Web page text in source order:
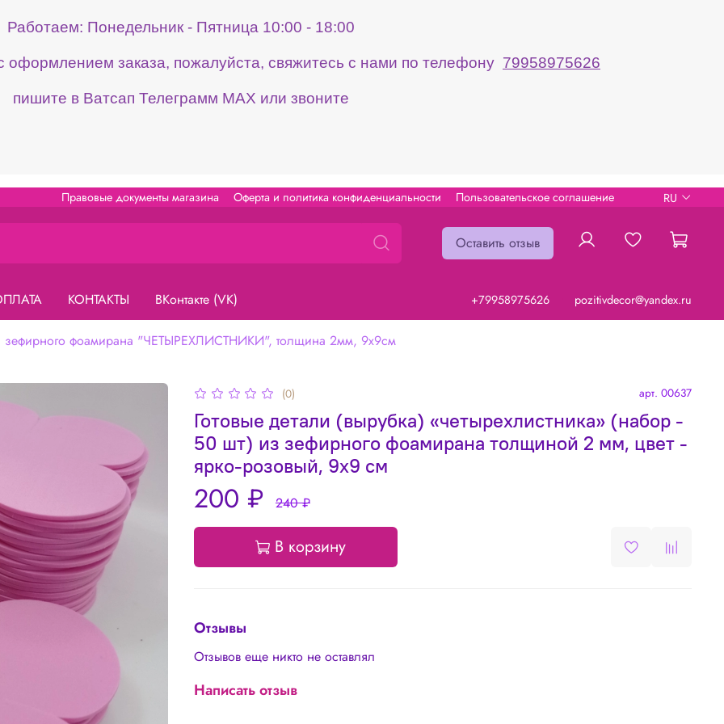
Работаем: Понедельник - Пятница 10:00 - 18:00
оформлением заказа, пожалуйста, свяжитесь с нами по телефону 79958975626
пишите в Ватсап Телеграмм МАХ или звоните
Правовые документы магазина Оферта и политика конфиденциальности Пользовательское соглашение RU
Оставить отзыв
КОНТАКТЫ ВКонтакте (VK) +79958975626 pozitivdecor@yandex.ru
фоамирана "ЧЕТЫРЕХЛИСТНИКИ", толщина 2мм, 9х9см
(0) арт. 00637
Готовые детали (вырубка) «четырехлистника» (набор -
50 шт) из зефирного фоамирана толщиной 2 мм, цвет -
ярко-розовый, 9х9 см
200 ₽ 240 ₽
В корзину
Отзывы
Отзывов еще никто не оставлял
Написать отзыв